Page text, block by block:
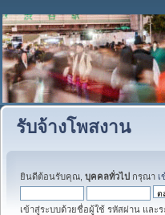
รับจ้างโพสงาน
ยินดีต้อนรับคุณ, บุคคลทั่วไป กรุณา เ
เข้าสู่ระบบด้วยชื่อผู้ใช้ รหัสผ่าน และ